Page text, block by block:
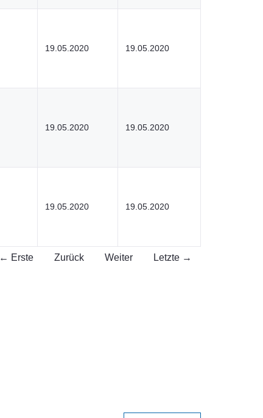
19.05.2020 19.05.2020
19.05.2020 19.05.2020
19.05.2020 19.05.2020
← Erste Zurück Weiter Letzte →